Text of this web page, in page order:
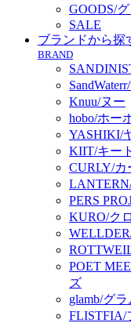
GOODS/
SALE
ブランドから探
BRAND
Knuu/ヌー
hobo/ホー
YASHIKI/
KIIT/キート
CURLY/カ
PERS
KURO/クロ
POET
ズ
glamb/グラ
FLISTFIA/